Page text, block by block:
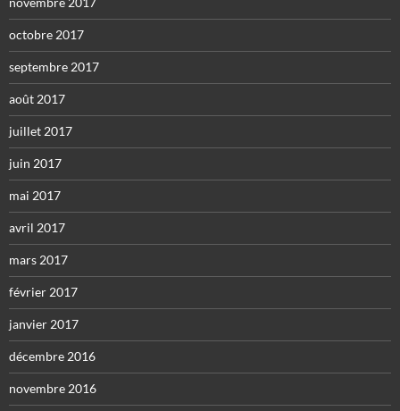
octobre 2017
septembre 2017
août 2017
juillet 2017
juin 2017
mai 2017
avril 2017
mars 2017
février 2017
janvier 2017
décembre 2016
novembre 2016